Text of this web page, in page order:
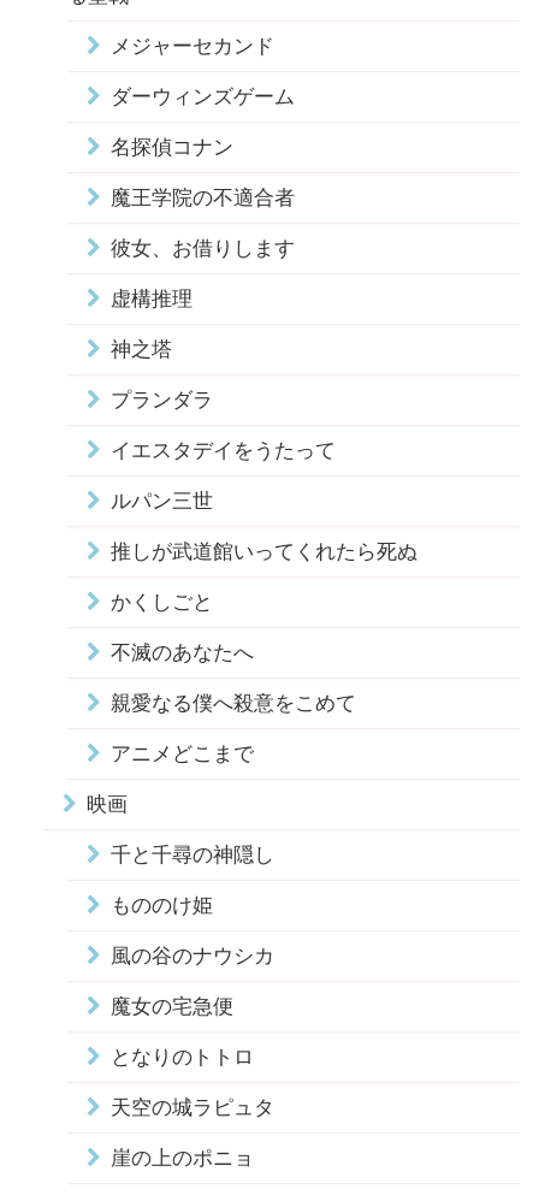
メジャーセカンド
ダーウィンズゲーム
名探偵コナン
魔王学院の不適合者
彼女、お借りします
虚構推理
神之塔
プランダラ
イエスタデイをうたって
ルパン三世
推しが武道館いってくれたら死ぬ
かくしごと
不滅のあなたへ
親愛なる僕へ殺意をこめて
アニメどこまで
映画
千と千尋の神隠し
もののけ姫
風の谷のナウシカ
魔女の宅急便
となりのトトロ
天空の城ラピュタ
崖の上のポニョ